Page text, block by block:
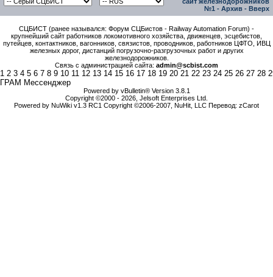
№1 - Архив - Вверх
СЦБИСТ (ранее назывался: Форум СЦБистов - Railway Automation Forum) -
крупнейший сайт работников локомотивного хозяйства, движенцев, эсцебистов,
путейцев, контактников, вагонников, связистов, проводников, работников ЦФТО, ИВЦ
железных дорог, дистанций погрузочно-разгрузочных работ и других
железнодорожников.
Связь с администрацией сайта: admin@scbist.com
1 2 3 4 5 6 7 8 9 10 11 12 13 14 15 16 17 18 19 20 21 22 23 24 25 26 27 28
ГРАМ Мессенджер
Powered by vBulletin® Version 3.8.1
Copyright ©2000 - 2026, Jelsoft Enterprises Ltd.
Powered by NuWiki v1.3 RC1 Copyright ©2006-2007, NuHit, LLC Перевод: zCarot